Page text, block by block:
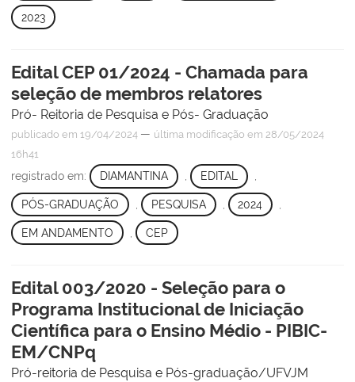
2023
Edital CEP 01/2024 - Chamada para
seleção de membros relatores
Pró- Reitoria de Pesquisa e Pós- Graduação
publicado em 19/04/2024 — última modificação em 28/05/2024
16h41
registrado em: DIAMANTINA , EDITAL ,
PÓS-GRADUAÇÃO PESQUISA 2024
EM ANDAMENTO CEP
Edital 003/2020 - Seleção para o
Programa Institucional de Iniciação
Científica para o Ensino Médio - PIBIC-
EM/CNPq
Pró-reitoria de Pesquisa e Pós-graduação/UFVJM